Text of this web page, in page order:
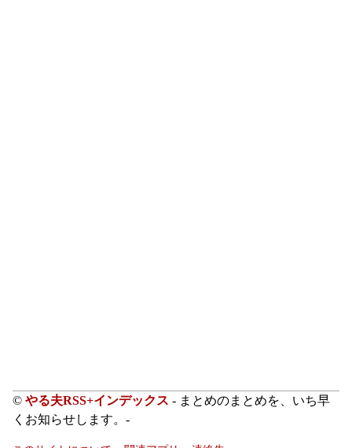
© やる夫RSS+インデックス - まとめのまとめを、いち早
くお知らせします。-